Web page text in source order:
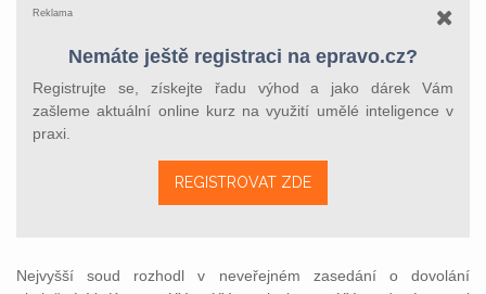
Reklama
Nemáte ještě registraci na epravo.cz?
Registrujte se, získejte řadu výhod a jako dárek Vám
zašleme aktuální online kurz na využití umělé inteligence v
praxi.
REGISTROVAT ZDE
Nejvyšší soud rozhodl v neveřejném zasedání o dovolání